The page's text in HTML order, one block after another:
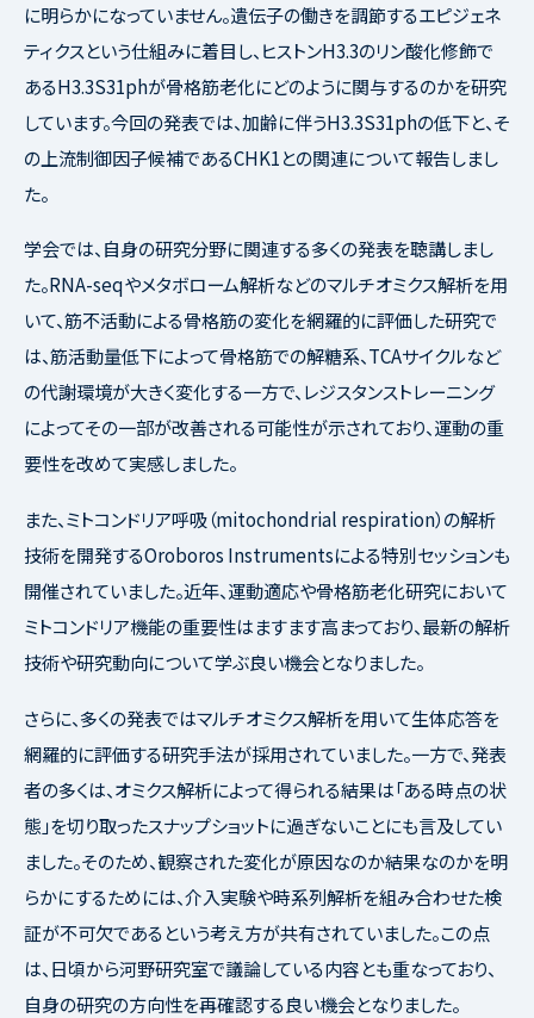
に明らかになっていません。遺伝子の働きを調節するエピジェネ
ティクスという仕組みに着目し、ヒストンH3.3のリン酸化修飾で
あるH3.3S31phが骨格筋老化にどのように関与するのかを研究
しています。今回の発表では、加齢に伴うH3.3S31phの低下と、そ
の上流制御因子候補であるCHK1との関連について報告しまし
た。
学会では、自身の研究分野に関連する多くの発表を聴講しまし
た。RNA-seqやメタボローム解析などのマルチオミクス解析を用
いて、筋不活動による骨格筋の変化を網羅的に評価した研究で
は、筋活動量低下によって骨格筋での解糖系、TCAサイクルなど
の代謝環境が大きく変化する一方で、レジスタンストレーニング
によってその一部が改善される可能性が示されており、運動の重
要性を改めて実感しました。
また、ミトコンドリア呼吸（mitochondrial respiration）の解析
技術を開発するOroboros Instrumentsによる特別セッションも
開催されていました。近年、運動適応や骨格筋老化研究において
ミトコンドリア機能の重要性はますます高まっており、最新の解析
技術や研究動向について学ぶ良い機会となりました。
さらに、多くの発表ではマルチオミクス解析を用いて生体応答を
網羅的に評価する研究手法が採用されていました。一方で、発表
者の多くは、オミクス解析によって得られる結果は「ある時点の状
態」を切り取ったスナップショットに過ぎないことにも言及してい
ました。そのため、観察された変化が原因なのか結果なのかを明
らかにするためには、介入実験や時系列解析を組み合わせた検
証が不可欠であるという考え方が共有されていました。この点
は、日頃から河野研究室で議論している内容とも重なっており、
自身の研究の方向性を再確認する良い機会となりました。